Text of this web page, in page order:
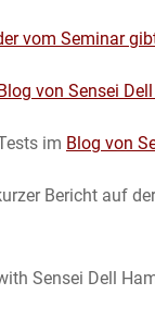
vom Seminar
von Sensei
im Blog von
Bericht auf
Sensei Dell